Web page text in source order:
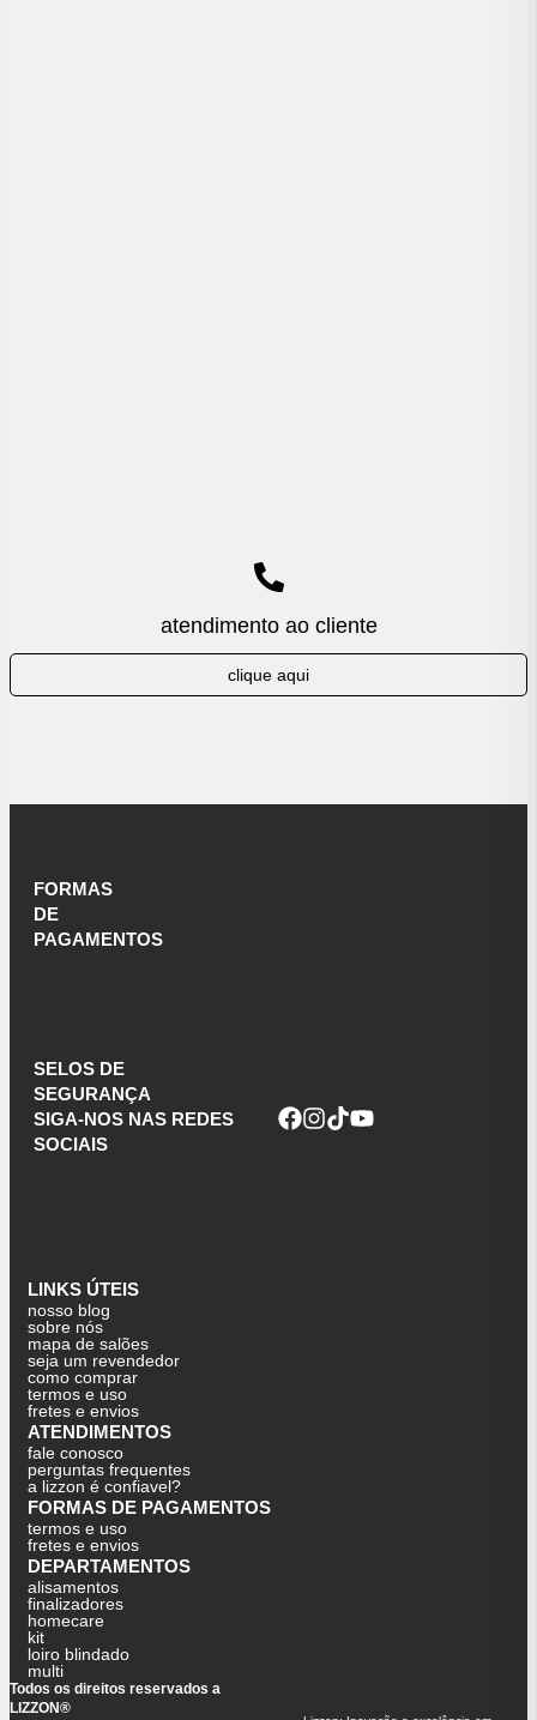
atendimento ao cliente
clique aqui
FORMAS
DE
PAGAMENTOS
SELOS DE
SEGURANÇA
SIGA-NOS NAS REDES
SOCIAIS
LINKS ÚTEIS
nosso blog
sobre nós
mapa de salões
seja um revendedor
como comprar
termos e uso
fretes e envios
ATENDIMENTOS
fale conosco
perguntas frequentes
a lizzon é confiavel?
FORMAS DE PAGAMENTOS
termos e uso
fretes e envios
DEPARTAMENTOS
alisamentos
finalizadores
homecare
kit
loiro blindado
multi
Todos os direitos reservados a
LIZZON®